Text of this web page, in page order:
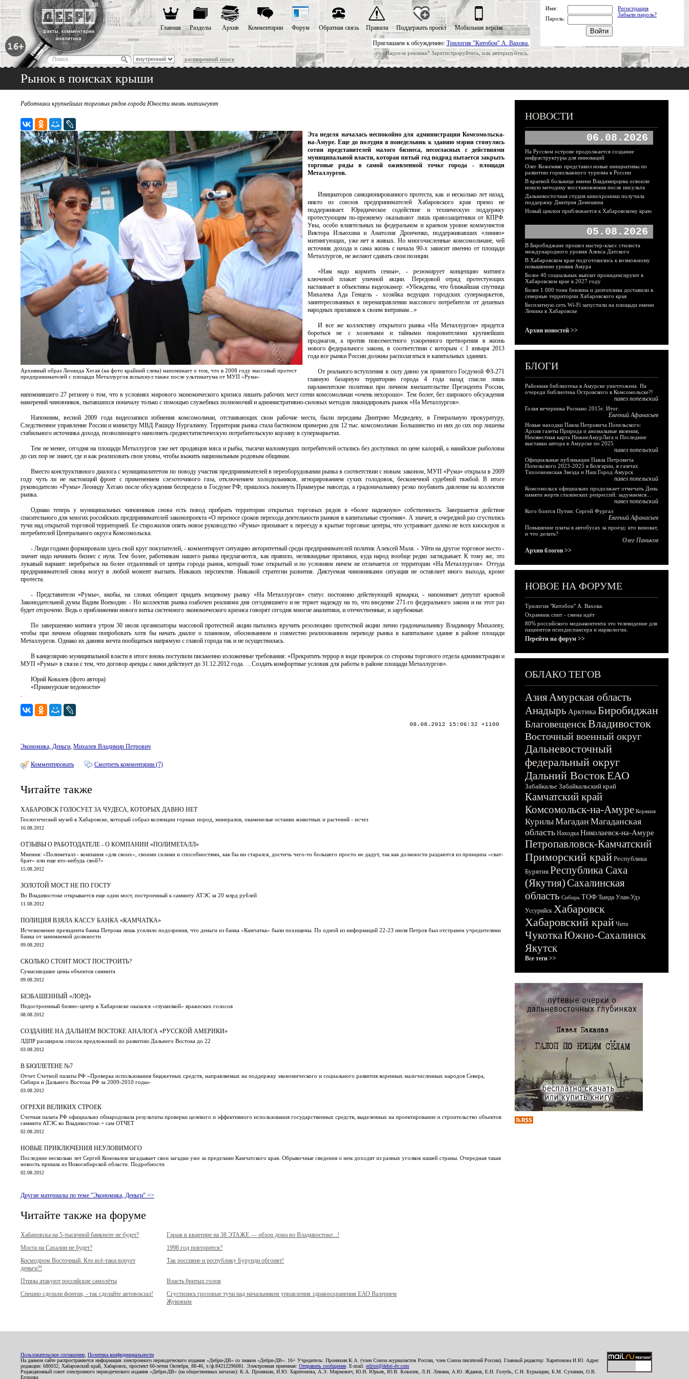
Приглашаем к обсуждению: Трилогия "Китобои" А. Вахова.
Надоела реклама? Зарегистрируйтесь, или авторизуйтесь.
расширенный поиск
Главная Разделы Архив Комментарии Форум Обратная связь Правила Поддержать проект Мобильная версия
Имя:
Регистрация
Забыли пароль?
Пароль:
Рынок в поисках крыши
Работники крупнейших торговых рядов города Юности вновь митингуют
Архивный образ Леонида Хегая (на фото крайний слева) напоминает о том, что в 2008 году массовый протест
предпринимателей с площади Металлургов вспыхнул также после ультиматума от МУП «Рума»
Эта неделя началась неспокойно для администрации Комсомольска-
на-Амуре. Еще до полудня в понедельник к зданию мэрии стянулись
сотни представителей малого бизнеса, несогласных с действиями
муниципальной власти, которая пятый год подряд пытается закрыть
торговые ряды в самой оживленной точке города - площади
Металлургов.
Инициаторов санкционированного протеста, как и несколько лет назад,
никто из союзов предпринимателей Хабаровского края прямо не
поддерживает. Юридическое содействие и техническую поддержку
протестующим по-прежнему оказывают лишь правозащитники от КПРФ.
Увы, особо влиятельных на федеральном и краевом уровне коммунистов
Виктора Ильюхина и Анатолия Дронченко, поддерживавших «линию»
митингующих, уже нет в живых. Но многочисленные комсомольчане, чей
источник дохода и сама жизнь с начала 90-х зависит именно от площади
Металлургов, не желают сдавать свои позиции.
«Нам надо кормить семьи», - резюмирует концепцию митинга
ключевой плакат уличной акции. Передовой отряд протестующих
настаивает в объективы видеокамер: «Убеждены, что ближайшая спутница
Михалева Ада Генцель - хозяйка ведущих городских супермаркетов,
заинтересованных в перенаправлении массового потребителя от дешевых
народных прилавков к своим витринам...»
И все же коллективу открытого рынка «На Металлургов» придется
бороться не с хозяевами и тайными покровителями крупнейших
продмагов, а против повсеместного ускоренного претворения в жизнь
нового федерального закона, в соответствии с которым с 1 января 2013
года все рынки России должны располагаться в капитальных зданиях.
От реального вступления в силу давно уж принятого Госдумой ФЗ-271
главную базарную территорию города 4 года назад спасли лишь
парламентские политики при личном вмешательстве Президента России,
напомнившего 27 региону о том, что в условиях мирового экономического кризиса лишать рабочих мест сотни комсомольчан «очень нехорошо». Тем более, без широкого обсуждения
намерений чиновников, пытавшихся поначалу только с помощью служебных полномочий и административно-силовых методов ликвидировать рынок «На Металлургов».
Напомним, весной 2009 года видеозаписи избиения комсомольчан, отстаивающих свои рабочие места, были переданы Дмитрию Медведеву, в Генеральную прокуратуру,
Следственное управление России и министру МВД Рашиду Нургалиеву. Территория рынка стала бастионом примерно для 12 тыс. комсомольчан. Большинство из них до сих пор лишены
стабильного источника дохода, позволяющего наполнять среднестатистическую потребительскую корзину в супермаркетах.
Тем не менее, сегодня на площади Металлургов уже нет продавцов мяса и рыбы, тысячи малоимущих потребителей остались без доступных по цене калорий, а нанайские рыболовы
до сих пор не знают, где и как реализовать свои уловы, чтобы выжить национальным родовым общинам.
Вместо конструктивного диалога с муниципалитетом по поводу участия предпринимателей в переоборудовании рынка в соответствии с новым законом, МУП «Рума» открыла в 2009
году чуть ли не настоящий фронт с применением слезоточивого газа, отключением холодильников, игнорированием сухих голодовок, бесконечной судебной тяжбой. В итоге
руководителю «Румы» Леониду Хегаю после обсуждения беспредела в Госдуме РФ, пришлось покинуть Приамурье навсегда, а градоначальнику резко поубавить давление на коллектив
рынка.
Однако теперь у муниципальных чиновников снова есть повод прибрать территории открытых торговых рядов в «более надежную» собственность. Завершается действие
спасительного для многих российских предпринимателей законопроекта «О переносе сроков перехода деятельности рынков в капитальные строения». А значит, в очередной раз сгустились
тучи над открытой торговой территорией. Ее старожилов опять новое руководство «Румы» призывает к переезду в крытые торговые центры, что устраивает далеко не всех киоскеров и
потребителей Центрального округа Комсомольска.
- Люди годами формировали здесь свой круг покупателей, - комментирует ситуацию авторитетный среди предпринимателей политик Алексей Маля. - Уйти на другое торговое место -
значит надо начинать бизнес с нуля. Тем более, работникам нашего рынка предлагаются, как правило, неликвидные прилавки, куда народ вообще редко заглядывает. К тому же, это
лукавый вариант: перебраться на более отдаленный от центра города рынок, который тоже открытый и по условиям ничем не отличается от территории «На Металлургов». Оттуда
предпринимателей снова могут в любой момент выгнать. Никаких перспектив. Никакой стратегии развития. Диктуемая чиновниками ситуация не оставляет иного выхода, кроме
протеста.
- Представители «Румы», якобы, на словах обещают придать вещевому рынку «На Металлургов» статус постоянно действующей ярмарки, - напоминает депутат краевой
Законодательной думы Вадим Воеводин. - Но коллектив рынка озабочен реалиями дня сегодняшнего и не теряет надежду на то, что введение 271-го федерального закона и на этот раз
будет отсрочено. Ведь о приближении нового витка системного экономического кризиса говорят сегодня многие аналитики, и отечественные, и зарубежные.
По завершению митинга утром 30 июля организаторы массовой протестной акции пытались вручить резолюцию протестной акции лично градоначальнику Владимиру Михалеву,
чтобы при личном общении попробовать хотя бы начать диалог о плановом, обоснованном и совместно реализованном переводе рынка в капитальное здание в районе площади
Металлургов. Однако их давняя мечта пообщаться напрямую с главой города так и не осуществилась.
В канцелярию муниципальной власти в итоге вновь поступили письменно изложенные требования: «Прекратить террор в виде проверок со стороны торгового отдела администрации и
МУП «Румы» в связи с тем, что договор аренды с нами действует до 31.12.2012 года. …Создать комфортные условия для работы в районе площади Металлургов».
Юрий Ковалев (фото автора)
«Приамурские ведомости»
.
08.08.2012 15:06:32 +1100
Экономика, Деньги, Михалев Владимир Петрович
Комментировать Смотреть комментарии (7)
Читайте также
ХАБАРОВСК ГОЛОСУЕТ ЗА ЧУДЕСА, КОТОРЫХ ДАВНО НЕТ
Геологический музей в Хабаровске, который собрал коллекции горных пород, минералов, окаменелые останки животных и растений - исчез
16.08.2012
ОТЗЫВЫ О РАБОТОДАТЕЛЕ - О КОМПАНИИ «ПОЛИМЕТАЛЛ»
Мнения: «Полиметалл - компания «для своих», своими силами и способностями, как бы ни старался, достичь чего-то большего просто не дадут, так как должности раздаются из принципа «сват-
брат» или еще кто-нибудь свой?»
15.08.2012
ЗОЛОТОЙ МОСТ НЕ ПО ГОСТУ
Во Владивостоке открывается еще один мост, построенный к саммиту АТЭС за 20 млрд рублей
11.08.2012
ПОЛИЦИЯ ВЗЯЛА КАССУ БАНКА «КАМЧАТКА»
Исчезновение президента банка Петрова лишь усилило подозрения, что деньги из банка «Камчатка» были похищены. По одной из информаций 22-23 июля Петров был отстранен учредителями
банка от занимаемой должности
09.08.2012
СКОЛЬКО СТОИТ МОСТ ПОСТРОИТЬ?
Сумасшедшие цены объектов саммита
09.08.2012
БЕЗБАШЕННЫЙ «ЛОРД»
Недостроенный бизнес-центр в Хабаровске оказался «глушилкой» вражеских голосов
08.08.2012
СОЗДАНИЕ НА ДАЛЬНЕМ ВОСТОКЕ АНАЛОГА «РУССКОЙ АМЕРИКИ»
ЛДПР расширила список предложений по развитию Дальнего Востока до 22
03.08.2012
В БЮЛЛЕТЕНЕ №7
Отчет Счетной палаты РФ «Проверка использования бюджетных средств, направляемых на поддержку экономического и социального развития коренных малочисленных народов Севера,
Сибири и Дальнего Востока РФ за 2009-2010 годы»
03.08.2012
ОГРЕХИ ВЕЛИКИХ СТРОЕК
Счетная палата РФ официально обнародовала результаты проверки целевого и эффективного использования государственных средств, выделенных на проектирование и строительство объектов
саммита АТЭС во Владивостоке.+ сам ОТЧЕТ
02.08.2012
НОВЫЕ ПРИКЛЮЧЕНИЯ НЕУЛОВИМОГО
Последние несколько лет Сергей Коновалов загадывает свои загадки уже за пределами Камчатского края. Обрывочные сведения о нем доходят из разных уголков нашей страны. Очередная такая
новость пришла из Новосибирской области. Подробности
02.08.2012
Другие материалы по теме "Экономика, Деньги" >>
Читайте также на форуме
Хабаровска на 5-тысячной банкноте не будет?
Гараж в квартире на 38 ЭТАЖЕ — обзор дома во Владивостоке...!
Моста на Сахалин не будет?
1998 год повторится?
Космодром Восточный. Кто всё-таки ворует
деньги?!
Так россияне и республику Бурунди обгонят!
Птицы атакуют российские самолёты
Власть бритых голов
Спешно сделали фонтан, - так сделайте автовокзал!
Сгустились грозовые тучи над начальником управления здравоохранения ЕАО Валерием
Жуковым
НОВОСТИ
06.08.2026
На Русском острове продолжается создание
инфраструктуры для инноваций
Олег Кожемяко представил новые инициативы по
развитию горнолыжного туризма в России
В краевой больнице имени Владимирцева освоили
новую методику восстановления после инсульта
Дальневосточная студия кинохроники получила
поддержку Дмитрия Демешина
Новый циклон приближается к Хабаровскому краю
05.08.2026
В Биробиджане прошел мастер-класс стилиста
международного уровня Алекса Датского
В Хабаровском крае подготовились к возможному
повышению уровня Амура
Более 40 социальных выплат проиндексируют в
Хабаровском крае в 2027 году
Более 1 000 тонн бензина и дизтоплива доставили в
северные территории Хабаровского края
Бесплатную сеть Wi-Fi запустили на площади имени
Ленина в Хабаровске
Архив новостей >>
БЛОГИ
Районная библиотека в Амурске уничтожена. На
очереди библиотека Островского в Комсомольске?!
павел попельский
Голая вечеринка Роснано 2015г. Итог.
Евгений Афанасьев
Новые находки Павла Петровича Попельского:
Архив газеты Природа и аномальные явления,
Неизвестная карта НижнеАмурЛага и Последние
выставки автора в Амурске по 2025
павел попельский
Официальные публикации Павла Петровича
Попельского 2023-2025 в Болгарии, в газетах
Тихоокеанская Звезда и Наш Город Амурск
павел попельский
Комсомольск официально продолжает отмечать День
памяти жертв сталинских репрессий: задумаемся...
павел попельский
Кого боится Путин: Сергей Фургал
Евгений Афанасьев
Повышение платы в автобусах за проезд: кто виноват,
и что делать?
Олег Паньков
Архив блогов >>
НОВОЕ НА ФОРУМЕ
Трилогия "Китобои" А. Вахова.
Охранник спит - смена идёт
80% российского медиаконтента это телевидение для
пациентов психдиспансера и наркологии.
Перейти на форум >>
ОБЛАКО ТЕГОВ
АзияАмурская область
Анадырь Арктика Биробиджан
БлаговещенскВладивосток
Восточный военный округ
Дальневосточный
федеральный округ
Дальний ВостокЕАО
Забайкалье Забайкальский край
Камчатский край
Комсомольск-на-Амуре Корякия
КурилыМагадан Магаданская
область Находка Николаевск-на-Амуре
Петропавловск-Камчатский
Приморский край Республика
Бурятия Республика Саха
(Якутия)Сахалинская
область Сибирь ТОФ Тында Улан-Удэ
Уссурийск Хабаровск
Хабаровский край Чита
ЧукоткаЮжно-Сахалинск
Якутск
Все теги >>
Пользовательское соглашение Политика конфиденциальности
На данном сайте распространяется информация электронного периодического издания «Дебри-ДВ» со знаком «Дебри-ДВ». 16+ Учредитель: Пронякин К.А. (член Союза журналистов России, член Союза писателей России). Главный редактор: Харитонова И.Ю. Адрес
редакции: 680032, Хабаровский край, Хабаровск, проспект 60-летия Октября, 88-46, т./ф.84212296081. Электронная приемная: Отправить сообщение . E-mail: editor@debri-dv.com
Редакционный совет электронного периодического издания «Дебри-ДВ» (на общественных началах): К.А. Пронякин, И.Ю. Харитонова, А.Э. Мирмович, Ю.Н. Юрьев, Ю.В. Ковалев, Л.Н. Левина, А.Ю. Жданов, Е.Н. Голубь, С.Н. Бурындин, Б.М. Сухинин, О.В.
Егорова